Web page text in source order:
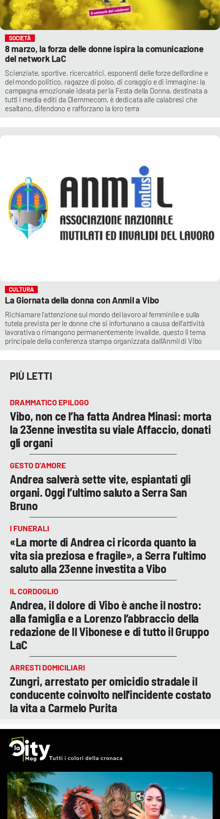
SOCIETÀ
8 marzo, la forza delle donne ispira la comunicazione
del network LaC
Scienziate, sportive, ricercatrici, esponenti delle forze dell'ordine e
del mondo politico, ragazze di polso, di coraggio e di immagine: la
campagna emozionale ideata per la Festa della Donna, destinata a
tutti i media editi da Diemmecom, è dedicata alle calabresi che
esaltano, difendono e rafforzano la loro terra
CULTURA
La Giornata della donna con Anmil a Vibo
Richiamare l’attenzione sul mondo del lavoro al femminile e sulla
tutela prevista per le donne che si infortunano a causa dell’attività
lavorativa o rimangono permanentemente invalide, questo il tema
principale della conferenza stampa organizzata dall’Anmil di Vibo
PIÙ LETTI
DRAMMATICO EPILOGO
Vibo, non ce l’ha fatta Andrea Minasi: morta
la 23enne investita su viale Affaccio, donati
gli organi
GESTO D’AMORE
Andrea salverà sette vite, espiantati gli
organi. Oggi l’ultimo saluto a Serra San
Bruno
I FUNERALI
«La morte di Andrea ci ricorda quanto la
vita sia preziosa e fragile», a Serra l’ultimo
saluto alla 23enne investita a Vibo
IL CORDOGLIO
Andrea, il dolore di Vibo è anche il nostro:
alla famiglia e a Lorenzo l’abbraccio della
redazione de Il Vibonese e di tutto il Gruppo
LaC
ARRESTI DOMICILIARI
Zungri, arrestato per omicidio stradale il
conducente coinvolto nell'incidente costato
la vita a Carmelo Purita